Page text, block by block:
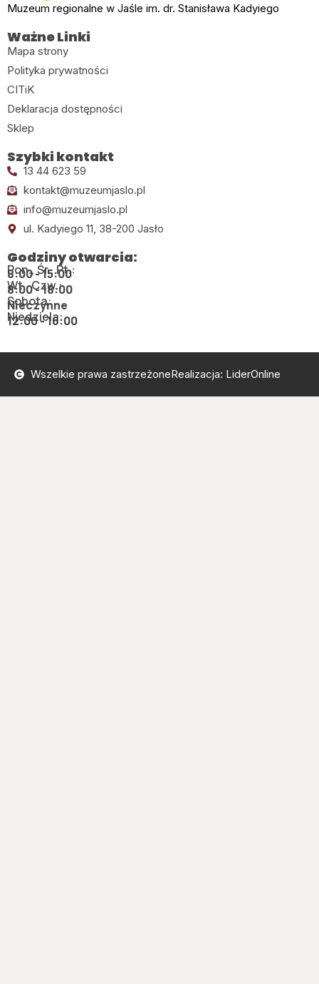
Muzeum regionalne w Jaśle im. dr. Stanisława Kadyiego
Ważne Linki
Mapa strony
Polityka prywatności
CITiK
Deklaracja dostępności
Sklep
Szybki kontakt
13 44 623 59
kontakt@muzeumjaslo.pl
info@muzeumjaslo.pl
ul. Kadyiego 11, 38-200 Jasło
Godziny otwarcia:
Pon., Śr., Pt.:
8:00 - 15:00
Wt., Czw.:
8:00 - 18:00
Sobota:
Nieczynne
Niedziela:
12:00 - 16:00
Wszelkie prawa zastrzeżoneRealizacja: LiderOnline